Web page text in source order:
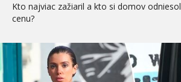
Kto najviac zažiaril a kto si domov odniesol
cenu?